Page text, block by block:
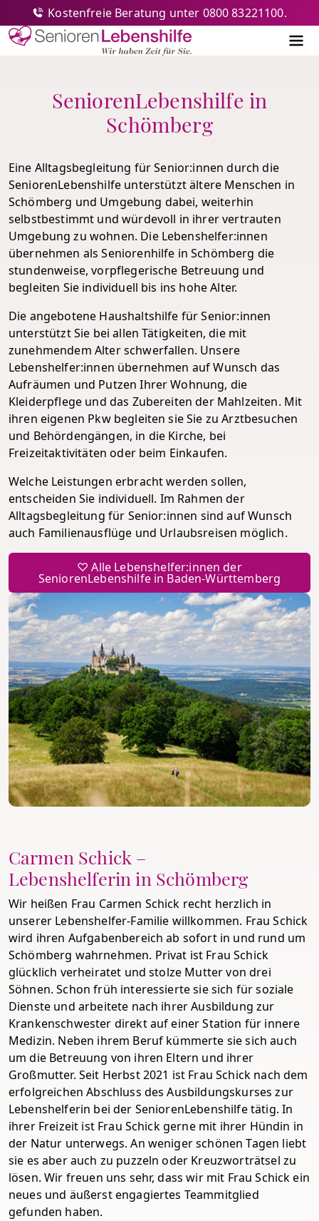
Senioren-Lebenshilfe
Kostenfreie Beratung unter 0800 83221100.
SeniorenLebenshilfe in
Schömberg
Eine Alltagsbegleitung für Senior:innen durch die
SeniorenLebenshilfe unterstützt ältere Menschen in
Schömberg und Umgebung dabei, weiterhin
selbstbestimmt und würdevoll in ihrer vertrauten
Umgebung zu wohnen. Die Lebenshelfer:innen
übernehmen als Seniorenhilfe in Schömberg die
stundenweise, vorpflegerische Betreuung und
begleiten Sie individuell bis ins hohe Alter.
Die angebotene Haushaltshilfe für Senior:innen
unterstützt Sie bei allen Tätigkeiten, die mit
zunehmendem Alter schwerfallen. Unsere
Lebenshelfer:innen übernehmen auf Wunsch das
Aufräumen und Putzen Ihrer Wohnung, die
Kleiderpflege und das Zubereiten der Mahlzeiten. Mit
ihren eigenen Pkw begleiten sie Sie zu Arztbesuchen
und Behördengängen, in die Kirche, bei
Freizeitaktivitäten oder beim Einkaufen.
Welche Leistungen erbracht werden sollen,
entscheiden Sie individuell. Im Rahmen der
Alltagsbegleitung für Senior:innen sind auf Wunsch
auch Familienausflüge und Urlaubsreisen möglich.
♡ Alle Lebenshelfer:innen der
SeniorenLebenshilfe in Baden-Württemberg
Carmen Schick –
Lebenshelferin in Schömberg
Wir heißen Frau Carmen Schick recht herzlich in
unserer Lebenshelfer-Familie willkommen. Frau Schick
wird ihren Aufgabenbereich ab sofort in und rund um
Schömberg wahrnehmen. Privat ist Frau Schick
glücklich verheiratet und stolze Mutter von drei
Söhnen. Schon früh interessierte sie sich für soziale
Dienste und arbeitete nach ihrer Ausbildung zur
Krankenschwester direkt auf einer Station für innere
Medizin. Neben ihrem Beruf kümmerte sie sich auch
um die Betreuung von ihren Eltern und ihrer
Großmutter. Seit Herbst 2021 ist Frau Schick nach dem
erfolgreichen Abschluss des Ausbildungskurses zur
Lebenshelferin bei der SeniorenLebenshilfe tätig. In
ihrer Freizeit ist Frau Schick gerne mit ihrer Hündin in
der Natur unterwegs. An weniger schönen Tagen liebt
sie es aber auch zu puzzeln oder Kreuzworträtsel zu
lösen. Wir freuen uns sehr, dass wir mit Frau Schick ein
neues und äußerst engagiertes Teammitglied
gefunden haben.